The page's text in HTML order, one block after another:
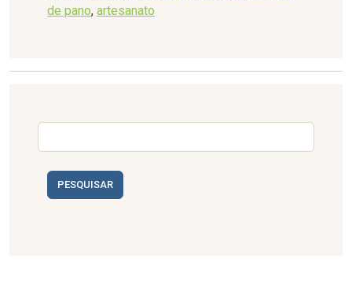
de pano, artesanato
PESQUISAR